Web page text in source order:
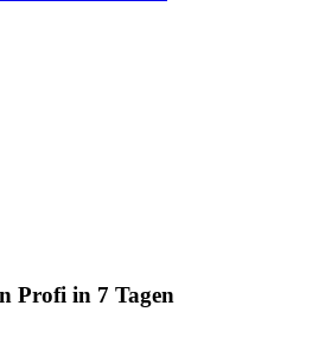
Profi in 7 Tagen